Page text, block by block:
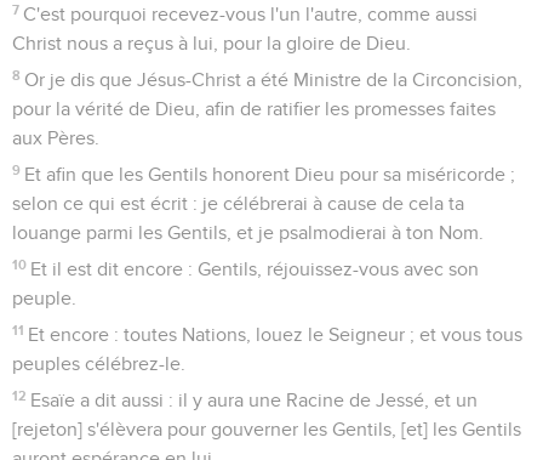
7 C'est pourquoi recevez-vous l'un l'autre, comme aussi
Christ nous a reçus à lui, pour la gloire de Dieu.
8 Or je dis que Jésus-Christ a été Ministre de la Circoncision,
pour la vérité de Dieu, afin de ratifier les promesses faites
aux Pères.
9 Et afin que les Gentils honorent Dieu pour sa miséricorde ;
selon ce qui est écrit : je célébrerai à cause de cela ta
louange parmi les Gentils, et je psalmodierai à ton Nom.
10 Et il est dit encore : Gentils, réjouissez-vous avec son
peuple.
11 Et encore : toutes Nations, louez le Seigneur ; et vous tous
peuples célébrez-le.
12 Esaïe a dit aussi : il y aura une Racine de Jessé, et un
[rejeton] s'élèvera pour gouverner les Gentils, [et] les Gentils